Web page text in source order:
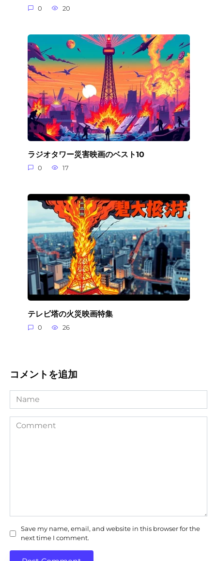
0 20
ラジオタワー災害映画のベスト10
0 17
テレビ塔の火災映画特集
0 26
コメントを追加
Name
Comment
Save my name, email, and website in this browser for the
next time I comment.